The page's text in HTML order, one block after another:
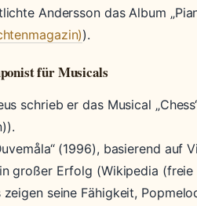
Andersson das Album
).
für Musicals
schrieb er das Musical
(1996), basierend auf
großer Erfolg (Wikipedia
zeigen seine Fähigkeit,